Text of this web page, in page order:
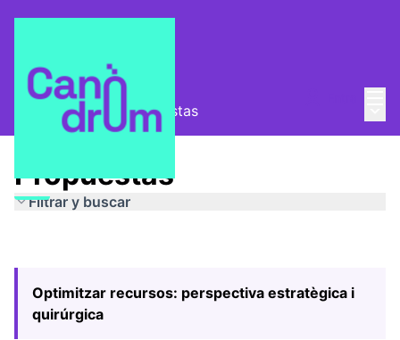
Pla Estratègic Propuestas
Propuestas
Filtrar y buscar
Optimitzar recursos: perspectiva estratègica i
quirúrgica